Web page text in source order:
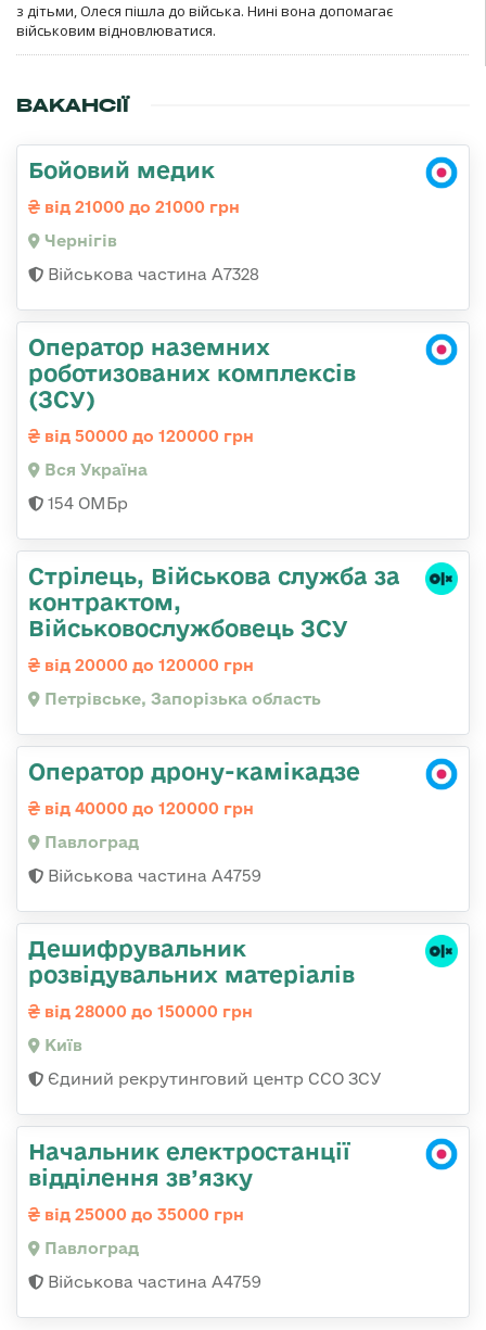
з дітьми, Олеся пішла до війська. Нині вона допомагає
військовим відновлюватися.
ВАКАНСІЇ
Бойовий медик
від 21000 до 21000 грн
Чернігів
Військова частина А7328
Оператор наземних
роботизованих комплексів
(ЗСУ)
від 50000 до 120000 грн
Вся Україна
154 ОМБр
Стрілець, Військова служба за
контрактом,
Військовослужбовець ЗСУ
від 20000 до 120000 грн
Петрівське, Запорізька область
Оператор дрону-камікадзе
від 40000 до 120000 грн
Павлоград
Військова частина А4759
Дешифрувальник
розвідувальних матеріалів
від 28000 до 150000 грн
Київ
Єдиний рекрутинговий центр ССО ЗСУ
Начальник електростанції
відділення зв’язку
від 25000 до 35000 грн
Павлоград
Військова частина А4759